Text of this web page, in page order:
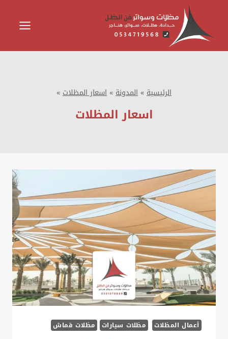
المحتوى
الرئيسية»المدونة»اسعار المظلات»
اسعار المظلات
أعمال المظلات مظلات سيارات مظلات قماش